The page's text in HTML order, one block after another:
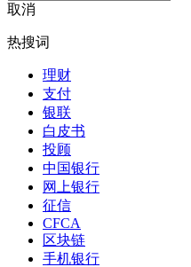
取消
热搜词
理财
支付
银联
白皮书
投顾
中国银行
网上银行
征信
CFCA
区块链
手机银行